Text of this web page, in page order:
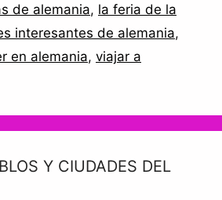
de alemania, la feria de la
interesantes de alemania,
en alemania, viajar a
Y CIUDADES DEL